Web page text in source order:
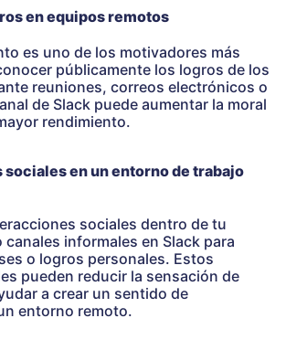
en equipos remotos
es uno de los motivadores más
públicamente los logros de los
reuniones, correos electrónicos o
de Slack puede aumentar la moral
rendimiento.
sociales en un entorno de trabajo
sociales dentro de tu
informales en Slack para
o logros personales. Estos
pueden reducir la sensación de
a crear un sentido de
entorno remoto.